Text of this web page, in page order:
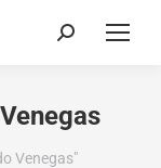
Venegas"